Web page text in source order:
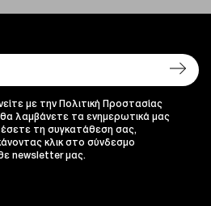
με την Πολιτική Προστασίας
λαμβάνετε τα ενημερωτικά μας
τη συγκατάθεση σας,
κλικ στο σύνδεσμο
newsletter μας.